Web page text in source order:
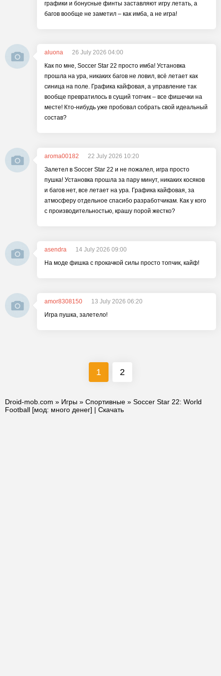
графики и бонусные финты заставляют игру летать, а
багов вообще не заметил – как имба, а не игра!
aluona
26 July 2026 04:00
Как по мне, Soccer Star 22 просто имба! Установка
прошла на ура, никаких багов не ловил, всё летает как
синица на поле. Графика кайфовая, а управление так
вообще превратилось в сущий топчик – все фишечки на
месте! Кто-нибудь уже пробовал собрать свой идеальный
состав?
aroma00182
22 July 2026 10:20
Залетел в Soccer Star 22 и не пожалел, игра просто
пушка! Установка прошла за пару минут, никаких косяков
и багов нет, все летает на ура. Графика кайфовая, за
атмосферу отдельное спасибо разработчикам. Как у кого
с производительностью, крашу порой жестко?
asendra
14 July 2026 09:00
На моде фишка с прокачкой силы просто топчик, кайф!
amor8308150
13 July 2026 06:20
Игра пушка, залетело!
1 2
Droid-mob.com » Игры » Спортивные » Soccer Star 22: World
Football [мод: много денег] | Скачать